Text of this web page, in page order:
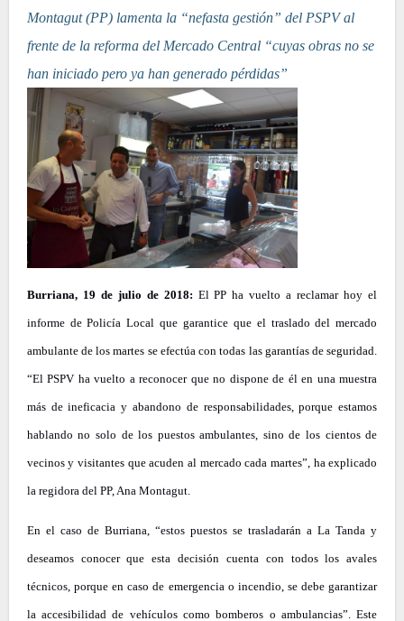
Montagut (PP) lamenta la “nefasta gestión” del PSPV al
frente de la reforma del Mercado Central “cuyas obras no se
han iniciado pero ya han generado pérdidas”
Burriana, 19 de julio de 2018: El PP ha vuelto a reclamar hoy el
informe de Policía Local que garantice que el traslado del mercado
ambulante de los martes se efectúa con todas las garantías de seguridad.
“El PSPV ha vuelto a reconocer que no dispone de él en una muestra
más de ineficacia y abandono de responsabilidades, porque estamos
hablando no solo de los puestos ambulantes, sino de los cientos de
vecinos y visitantes que acuden al mercado cada martes”, ha explicado
la regidora del PP, Ana Montagut.
En el caso de Burriana, “estos puestos se trasladarán a La Tanda y
deseamos conocer que esta decisión cuenta con todos los avales
técnicos, porque en caso de emergencia o incendio, se debe garantizar
la accesibilidad de vehículos como bomberos o ambulancias”. Este